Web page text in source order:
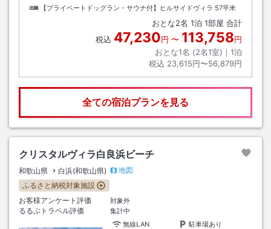
【プライベートドッグラン・サウナ付】ヒルサイドヴィラ 57平米
おとな2名 1泊 1部屋 合計
税込 47,230円 〜 113,758円
おとな1名 (2名1室)｜ 1泊
税込 23,615円〜56,879円
全ての宿泊プランを見る
クリスタルヴィラ白良浜ビーチ
和歌山県 白浜(和歌山県)
地図
ふるさと納税対象施設
お客様アンケート評価
対象外
るるぶトラベル評価
集計中
無線LAN
駐車場あり